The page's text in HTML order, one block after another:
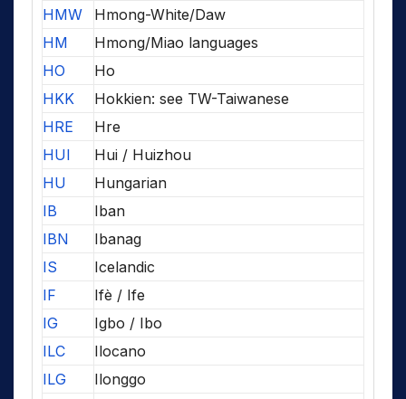
HMW
Hmong-White/Daw
HM
Hmong/Miao languages
HO
Ho
HKK
Hokkien: see TW-Taiwanese
HRE
Hre
HUI
Hui / Huizhou
HU
Hungarian
IB
Iban
IBN
Ibanag
IS
Icelandic
IF
Ifè / Ife
IG
Igbo / Ibo
ILC
Ilocano
ILG
Ilonggo